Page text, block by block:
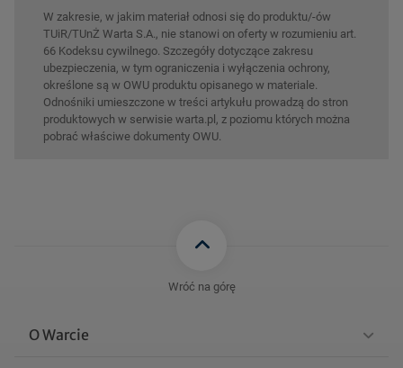
W zakresie, w jakim materiał odnosi się do produktu/-ów
TUiR/TUnŻ Warta S.A., nie stanowi on oferty w rozumieniu art.
66 Kodeksu cywilnego. Szczegóły dotyczące zakresu
ubezpieczenia, w tym ograniczenia i wyłączenia ochrony,
określone są w OWU produktu opisanego w materiale.
Odnośniki umieszczone w treści artykułu prowadzą do stron
produktowych w serwisie warta.pl, z poziomu których można
pobrać właściwe dokumenty OWU.
Wróć na górę
O Warcie